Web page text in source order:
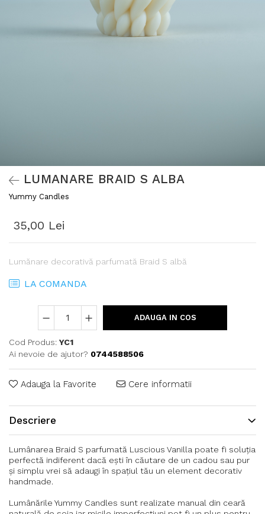
LUMANARE BRAID S ALBA
Yummy Candles
35,00 Lei
Lumănare decorativă parfumată Braid S albă
LA COMANDA
ADAUGA IN COS
Cod Produs: YC1
Ai nevoie de ajutor? 0744588506
Adauga la Favorite Cere informatii
Descriere
Lumânarea Braid S parfumată Luscious Vanilla poate fi soluția
perfectă indiferent dacă ești în căutare de un cadou sau pur
și simplu vrei să adaugi în spațiul tău un element decorativ
handmade.
Lumânările Yummy Candles sunt realizate manual din ceară